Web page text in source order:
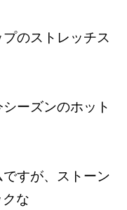
のストレッチス
ーズンのホット
すが、ストーン
な